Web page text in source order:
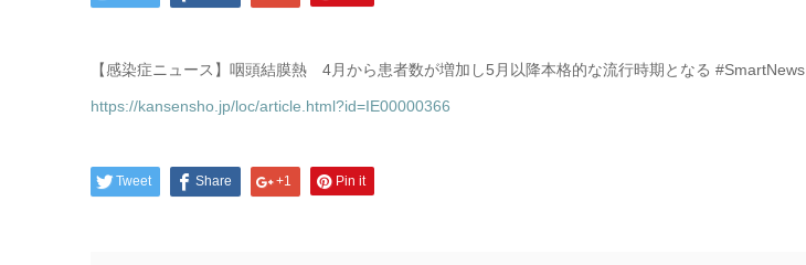
【感染症ニュース】咽頭結膜熱 4月から患者数が増加し5月以降本格的な流行時期となる #SmartNews
https://kansensho.jp/loc/article.html?id=IE00000366
Tweet Share +1 Pin it